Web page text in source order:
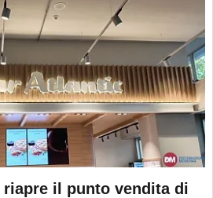
riapre il punto vendita di